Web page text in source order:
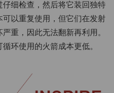
细检查，然后将它装回独特
以重复使用，但它们在发射
重，因此无法翻新再利用。
环使用的火箭成本更低。